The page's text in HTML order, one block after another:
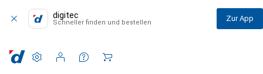
digitec
Schneller finden und bestellen Zur App
Einstellungen
Kundenkonto
Vergleichslisten
Merklisten
Warenkorb